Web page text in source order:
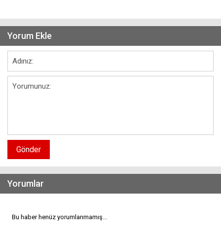
Yorum Ekle
Gönder
Yorumlar
Bu haber henüz yorumlanmamış...